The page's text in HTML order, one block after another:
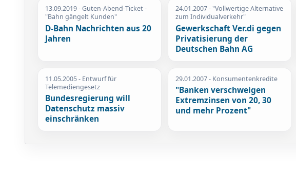
13.09.2019- Guten-Abend-Ticket -
"Bahn gängelt Kunden"
D-Bahn Nachrichten aus 20
Jahren
24.01.2007- "Vollwertige Alternative
zum Individualverkehr"
Gewerkschaft Ver.di gegen
Privatisierung der
Deutschen Bahn AG
11.05.2005- Entwurf für
Telemediengesetz
Bundesregierung will
Datenschutz massiv
einschränken
29.01.2007- Konsumentenkredite
"Banken verschweigen
Extremzinsen von 20, 30
und mehr Prozent"